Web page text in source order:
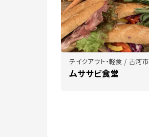
テイクアウト・軽食 / 古河市
ムササビ食堂